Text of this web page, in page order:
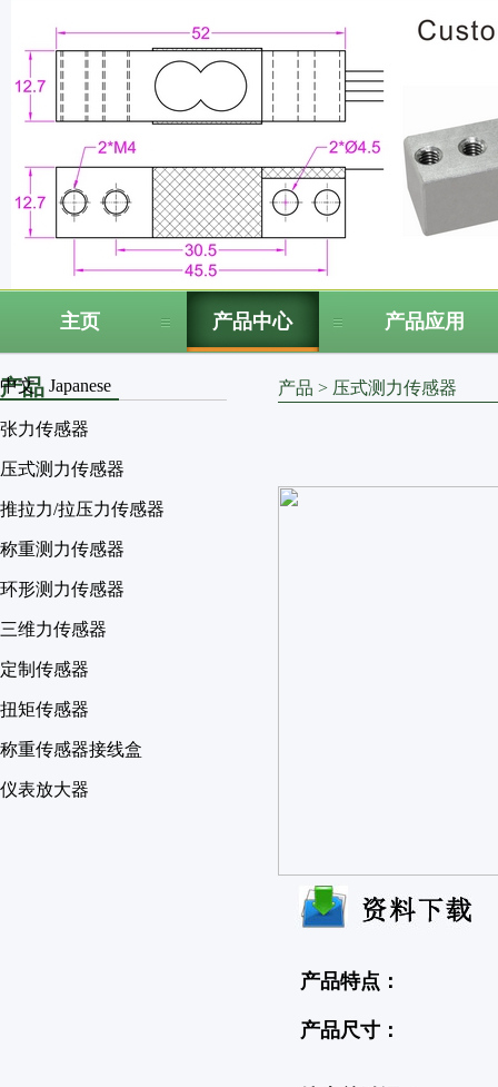
主页 产品中心 产品应用
中文 Japanese
产品
张力传感器
压式测力传感器
推拉力/拉压力传感器
称重测力传感器
环形测力传感器
三维力传感器
定制传感器
扭矩传感器
称重传感器接线盒
仪表放大器
产品 > 压式测力传感器
产品特点：
产品尺寸：